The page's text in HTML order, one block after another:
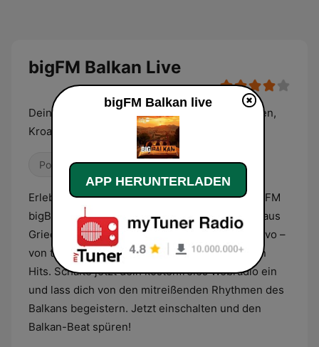
bigFM Balkan Live
Deine biggsten Beats aus Griechenland, Serbien,
Kroatien & dem Kosovo
Pop / Top 40 Dance / EDM Weltmusik
Erlebe die heißesten Beats des Balkans mit bigFM
bigBalkan! Tauche ein in die Vielfalt der Musik aus
Griechenland, Serbien, Kroatien und dem Kosovo –
von traditionellen Klängen bis zu den neuesten
Hits. Schalte jetzt dein kostenfreies Webradio ein
und lass dich von den mitreißenden Rhythmen des
Balkans begeistern. Jetzt einschalten und den
Balkan-Beat spüren!
bigFM Balkan live
APP HERUNTERLADEN